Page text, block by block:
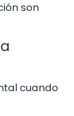
son
cuando